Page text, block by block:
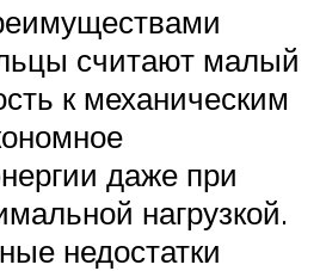
считают малый
к механическим
даже при
нагрузкой.
недостатки